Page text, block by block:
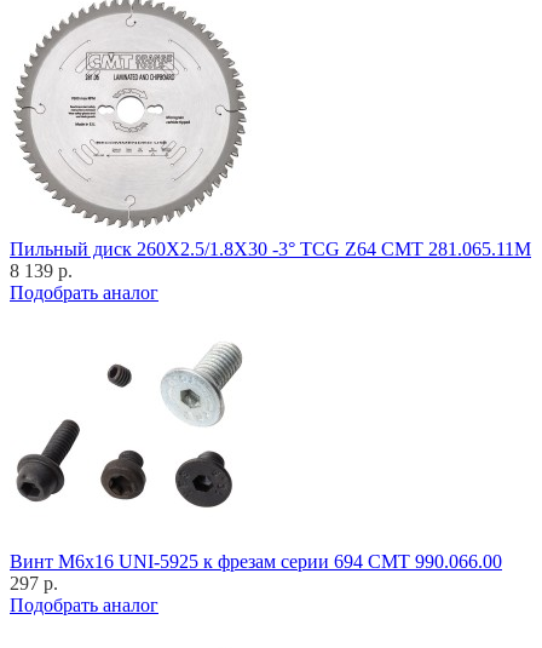
Пильный диск 260X2.5/1.8X30 -3° TCG Z64 CMT 281.065.11M
8 139 р.
Подобрать аналог
Винт M6x16 UNI-5925 к фрезам серии 694 CMT 990.066.00
297 р.
Подобрать аналог